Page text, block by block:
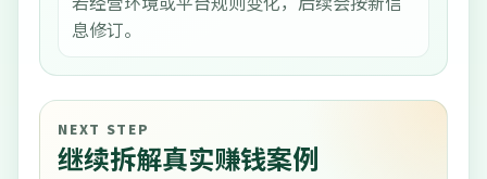
息修订。
NEXT STEP
继续拆解真实赚钱案例